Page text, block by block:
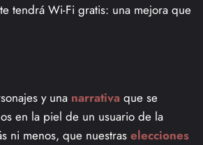
tendrá Wi-Fi gratis: una mejora que
y una narrativa que se
en la piel de un usuario de la
ni menos, que nuestras elecciones